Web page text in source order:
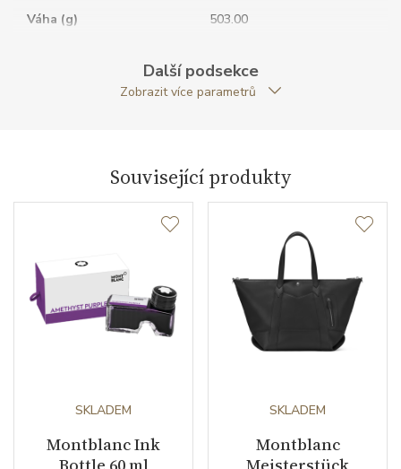
Váha (g) 503.00
nepodnikatelé (měsíců)Další podsekce
Zobrazit více parametrů
Související produkty
SKLADEM
Montblanc Ink
SKLADEM
Montblanc